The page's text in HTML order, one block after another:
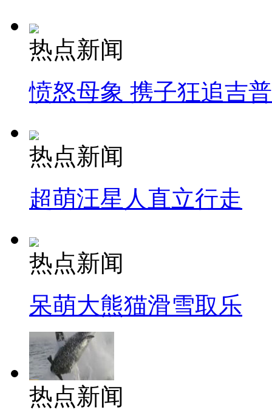
热点新闻
愤怒母象 携子狂追吉
热点新闻
超萌汪星人直立行走
热点新闻
呆萌大熊猫滑雪取乐
热点新闻